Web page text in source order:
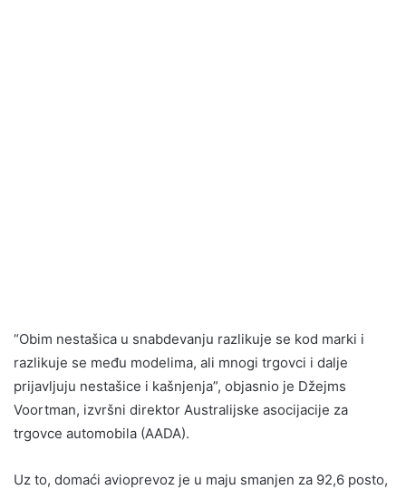
“Obim nestašica u snabdevanju razlikuje se kod marki i
razlikuje se među modelima, ali mnogi trgovci i dalje
prijavljuju nestašice i kašnjenja”, objasnio je Džejms
Voortman, izvršni direktor Australijske asocijacije za
trgovce automobila (AADA).
Uz to, domaći avioprevoz je u maju smanjen za 92,6 posto,